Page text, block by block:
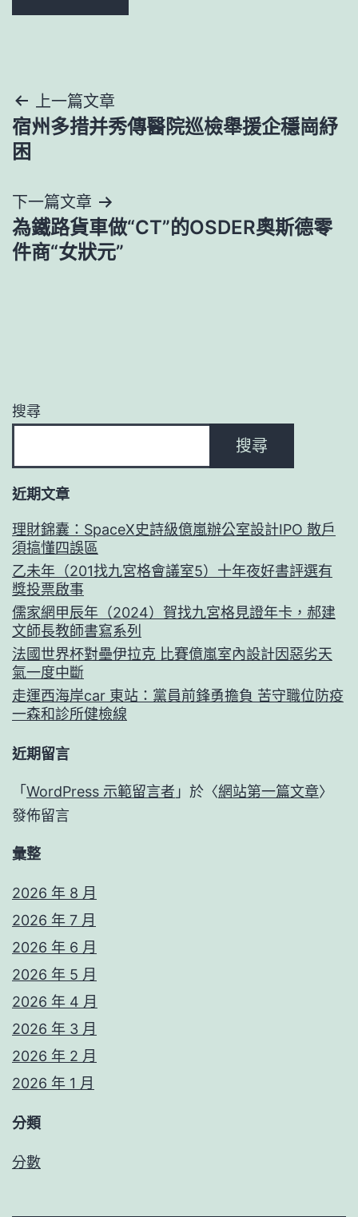
文
章
覽
上一篇文章
宿州多措并秀傳醫院巡檢舉援企穩崗紓
困
下一篇文章
為鐵路貨車做“CT”的OSDER奧斯德零
件商“女狀元”
搜尋
搜尋
近期文章
理財錦囊：SpaceX史詩級億嵐辦公室設計IPO 散戶
須搞懂四誤區
乙未年（201找九宮格會議室5）十年夜好書評選有
獎投票啟事
儒家網甲辰年（2024）賀找九宮格見證年卡，郝建
文師長教師書寫系列
法國世界杯對壘伊拉克 比賽億嵐室內設計因惡劣天
氣一度中斷
走運西海岸car 東站：黨員前鋒勇擔負 苦守職位防疫
一森和診所健檢線
近期留言
「 WordPress 示範留言者 」於〈網站第一篇文章〉
發佈留言
彙整
2026 年 8 月
2026 年 7 月
2026 年 6 月
2026 年 5 月
2026 年 4 月
2026 年 3 月
2026 年 2 月
2026 年 1 月
分類
分數